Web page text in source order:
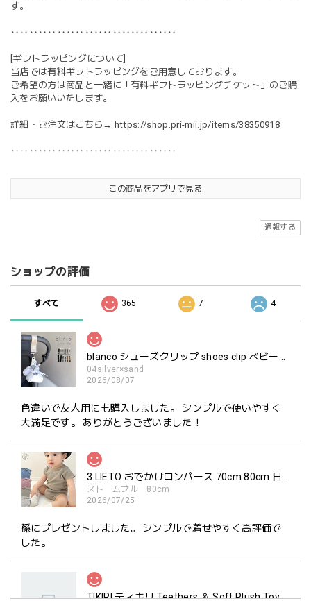
す。
‥‥‥‥‥‥‥‥‥‥‥‥‥‥‥‥‥‥
[ギフトラッピングについて]
当店では有料ギフトラッピングをご用意しております。
ご希望の方は商品と一緒に「有料ギフトラッピングチケット」のご購
入をお願いいたします。
詳細・ご注文はこちら→ https://shop.pri-mii.jp/items/38350918
‥‥‥‥‥‥‥‥‥‥‥‥‥‥‥‥‥‥
この商品をアプリで見る
通報する
ショップの評価
すべて 365 7 4
04silver×sand
2026/08/07
色違いで友人用にも購入しました。 シンプルで使いやすく
大満足です。 ありがとうございました！
ストームブルー80cm
2026/07/25
孫にプレゼントしました。 シンプルで着せやすく高評価で
した。
TIKIRI ティキリ Teethers ＆ Soft Plush Toy Alvin ぞう 歯固め＆ぬいぐるみセット